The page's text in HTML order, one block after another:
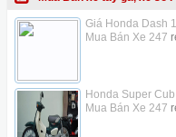
Giá Honda Dash
Mua Bán Xe 247
Honda Super
Mua Bán Xe 247